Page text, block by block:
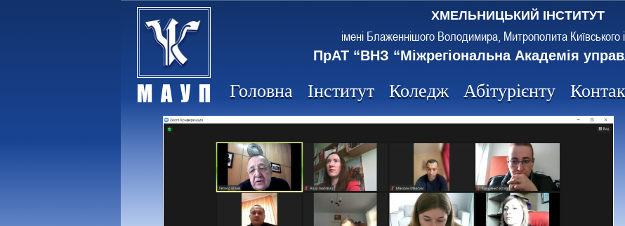
імені Блаженнішого Володимира, Митрополита Київського і
ХМЕЛЬНИЦЬКИЙ ІНСТИТУТ
ПрАТ “ВНЗ “Міжрегіональна Академія
Головна Інститут Коледж Абітурієнту